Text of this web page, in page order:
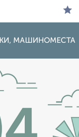
МАШИНОМЕСТА